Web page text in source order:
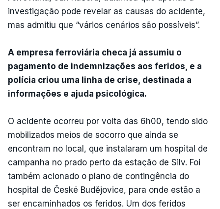
investigação pode revelar as causas do acidente,
mas admitiu que “vários cenários são possíveis”.
A empresa ferroviária checa já assumiu o
pagamento de indemnizações aos feridos, e a
polícia criou uma linha de crise, destinada a
informações e ajuda psicológica.
O acidente ocorreu por volta das 6h00, tendo sido
mobilizados meios de socorro que ainda se
encontram no local, que instalaram um hospital de
campanha no prado perto da estação de Silv. Foi
também acionado o plano de contingência do
hospital de České Budějovice, para onde estão a
ser encaminhados os feridos. Um dos feridos